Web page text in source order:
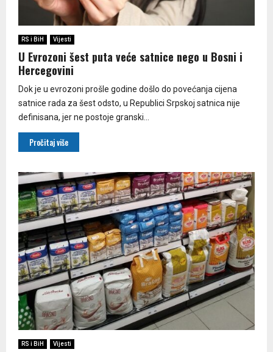
RS i BiH Vijesti
U Evrozoni šest puta veće satnice nego u Bosni i
Hercegovini
Dok je u evrozoni prošle godine došlo do povećanja cijena
satnice rada za šest odsto, u Republici Srpskoj satnica nije
definisana, jer ne postoje granski...
Pročitaj više
RS i BiH Vijesti